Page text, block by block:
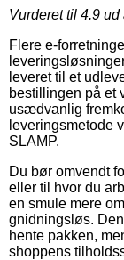
Vurderet til 4.9 ud
Flere e-
leveret til et
bestillingen på et
usædvanlig
leveringsmetode
SLAMP.
Du bør omvendt
eller til hvor du
en smule mere
gnidningsløs.
hente pakken,
shoppens